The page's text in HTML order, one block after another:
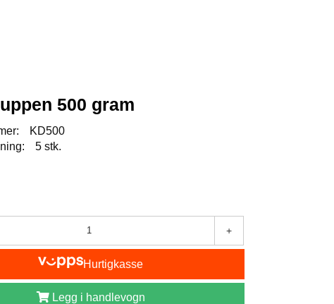
500 gram
KD500
5 stk.
+
Hurtigkasse
Legg i handlevogn